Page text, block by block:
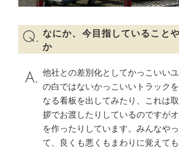
なにか、今目指していること
か
他社との差別化としてかっこいい
の白ではないかっこいいトラック
なる看板を出してみたり、これは
拶でお渡したりしているのですが
を作ったりしています。みんなや
て、良くも悪くもまわりに覚えて